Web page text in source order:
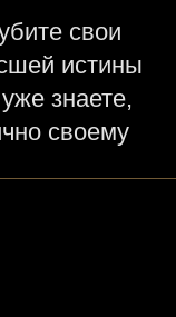
свои
истины
знаете,
своему